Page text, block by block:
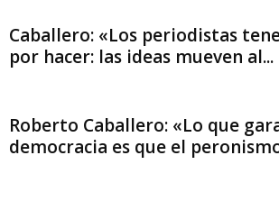
Caballero: «Los periodistas
por hacer: las ideas mueven al...
Roberto Caballero: «Lo que
democracia es que el